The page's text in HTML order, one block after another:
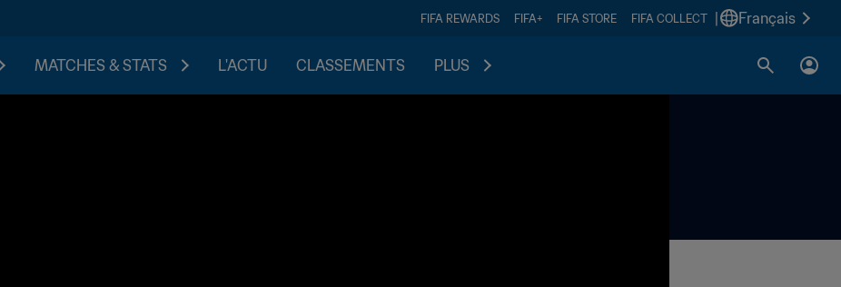
FIFA REWARDS FIFA+ FIFA STORE FIFA COLLECT Français
MATCHES & STATS L'ACTU CLASSEMENTS PLUS